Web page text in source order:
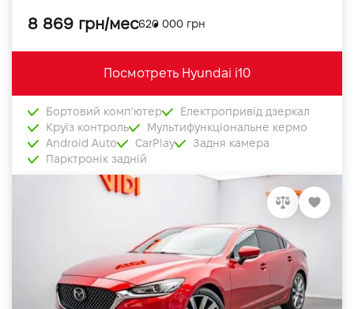
8 869 грн/мес620 000 грн
Посмотреть Hyundai i10
Бортовий комп'ютер
Електропривід дзеркал
Круїз контроль
Мультифункціональне кермо
Android Auto
CarPlay
Задня камера
Парктронік задній